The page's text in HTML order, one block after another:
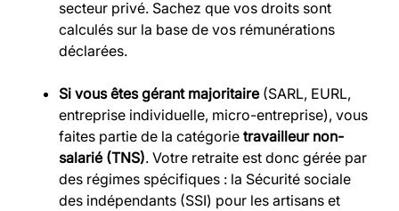
secteur privé. Sachez que vos droits sont
calculés sur la base de vos rémunérations
déclarées.
Si vous êtes gérant majoritaire(SARL, EURL,
entreprise individuelle, micro-entreprise), vous
faites partie de la catégorie travailleur non-
salarié (TNS). Votre retraite est donc gérée par
des régimes spécifiques : la Sécurité sociale
des indépendants (SSI) pour les artisans et